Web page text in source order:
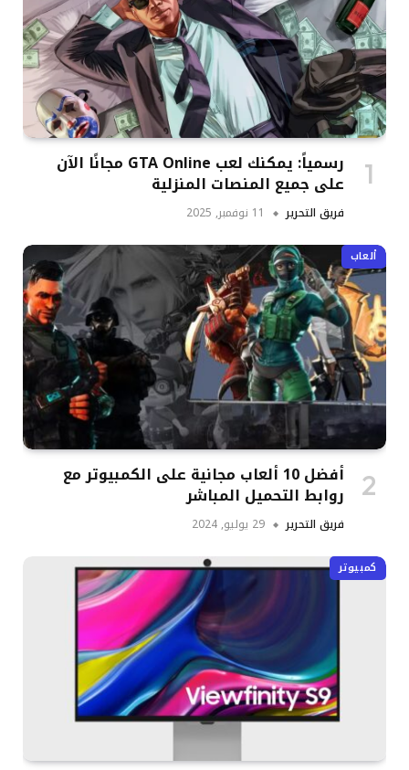
رسمياً: يمكنك لعب GTA Online مجانًا الآن
على جميع المنصات المنزلية
فريق التحرير 11 نوفمبر, 2025
ألعاب
أفضل 10 ألعاب مجانية على الكمبيوتر مع
روابط التحميل المباشر
فريق التحرير 29 يوليو, 2024
كمبيوتر